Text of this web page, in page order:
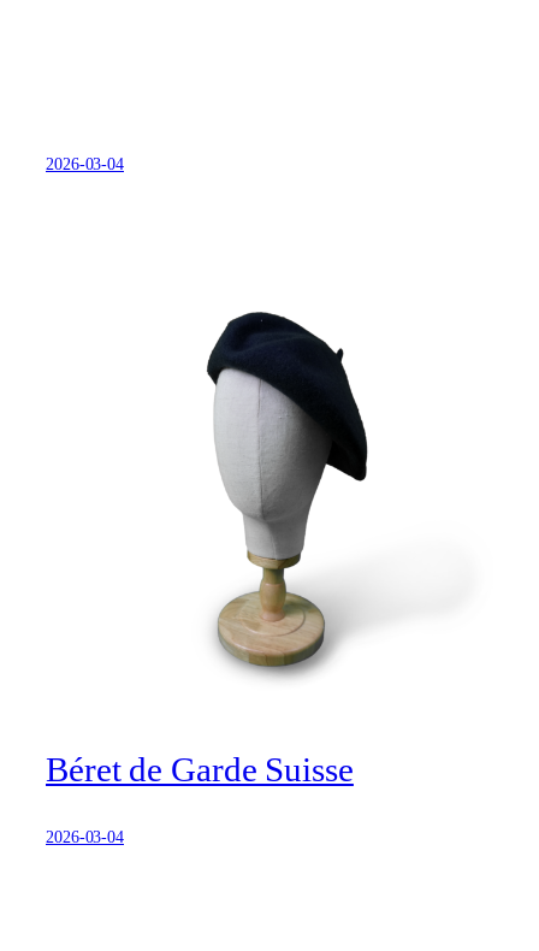
2026-03-04
Béret de Garde Suisse
2026-03-04